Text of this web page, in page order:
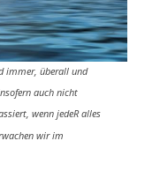
immer, überall und
auch nicht
wenn jedeR alles
wir im